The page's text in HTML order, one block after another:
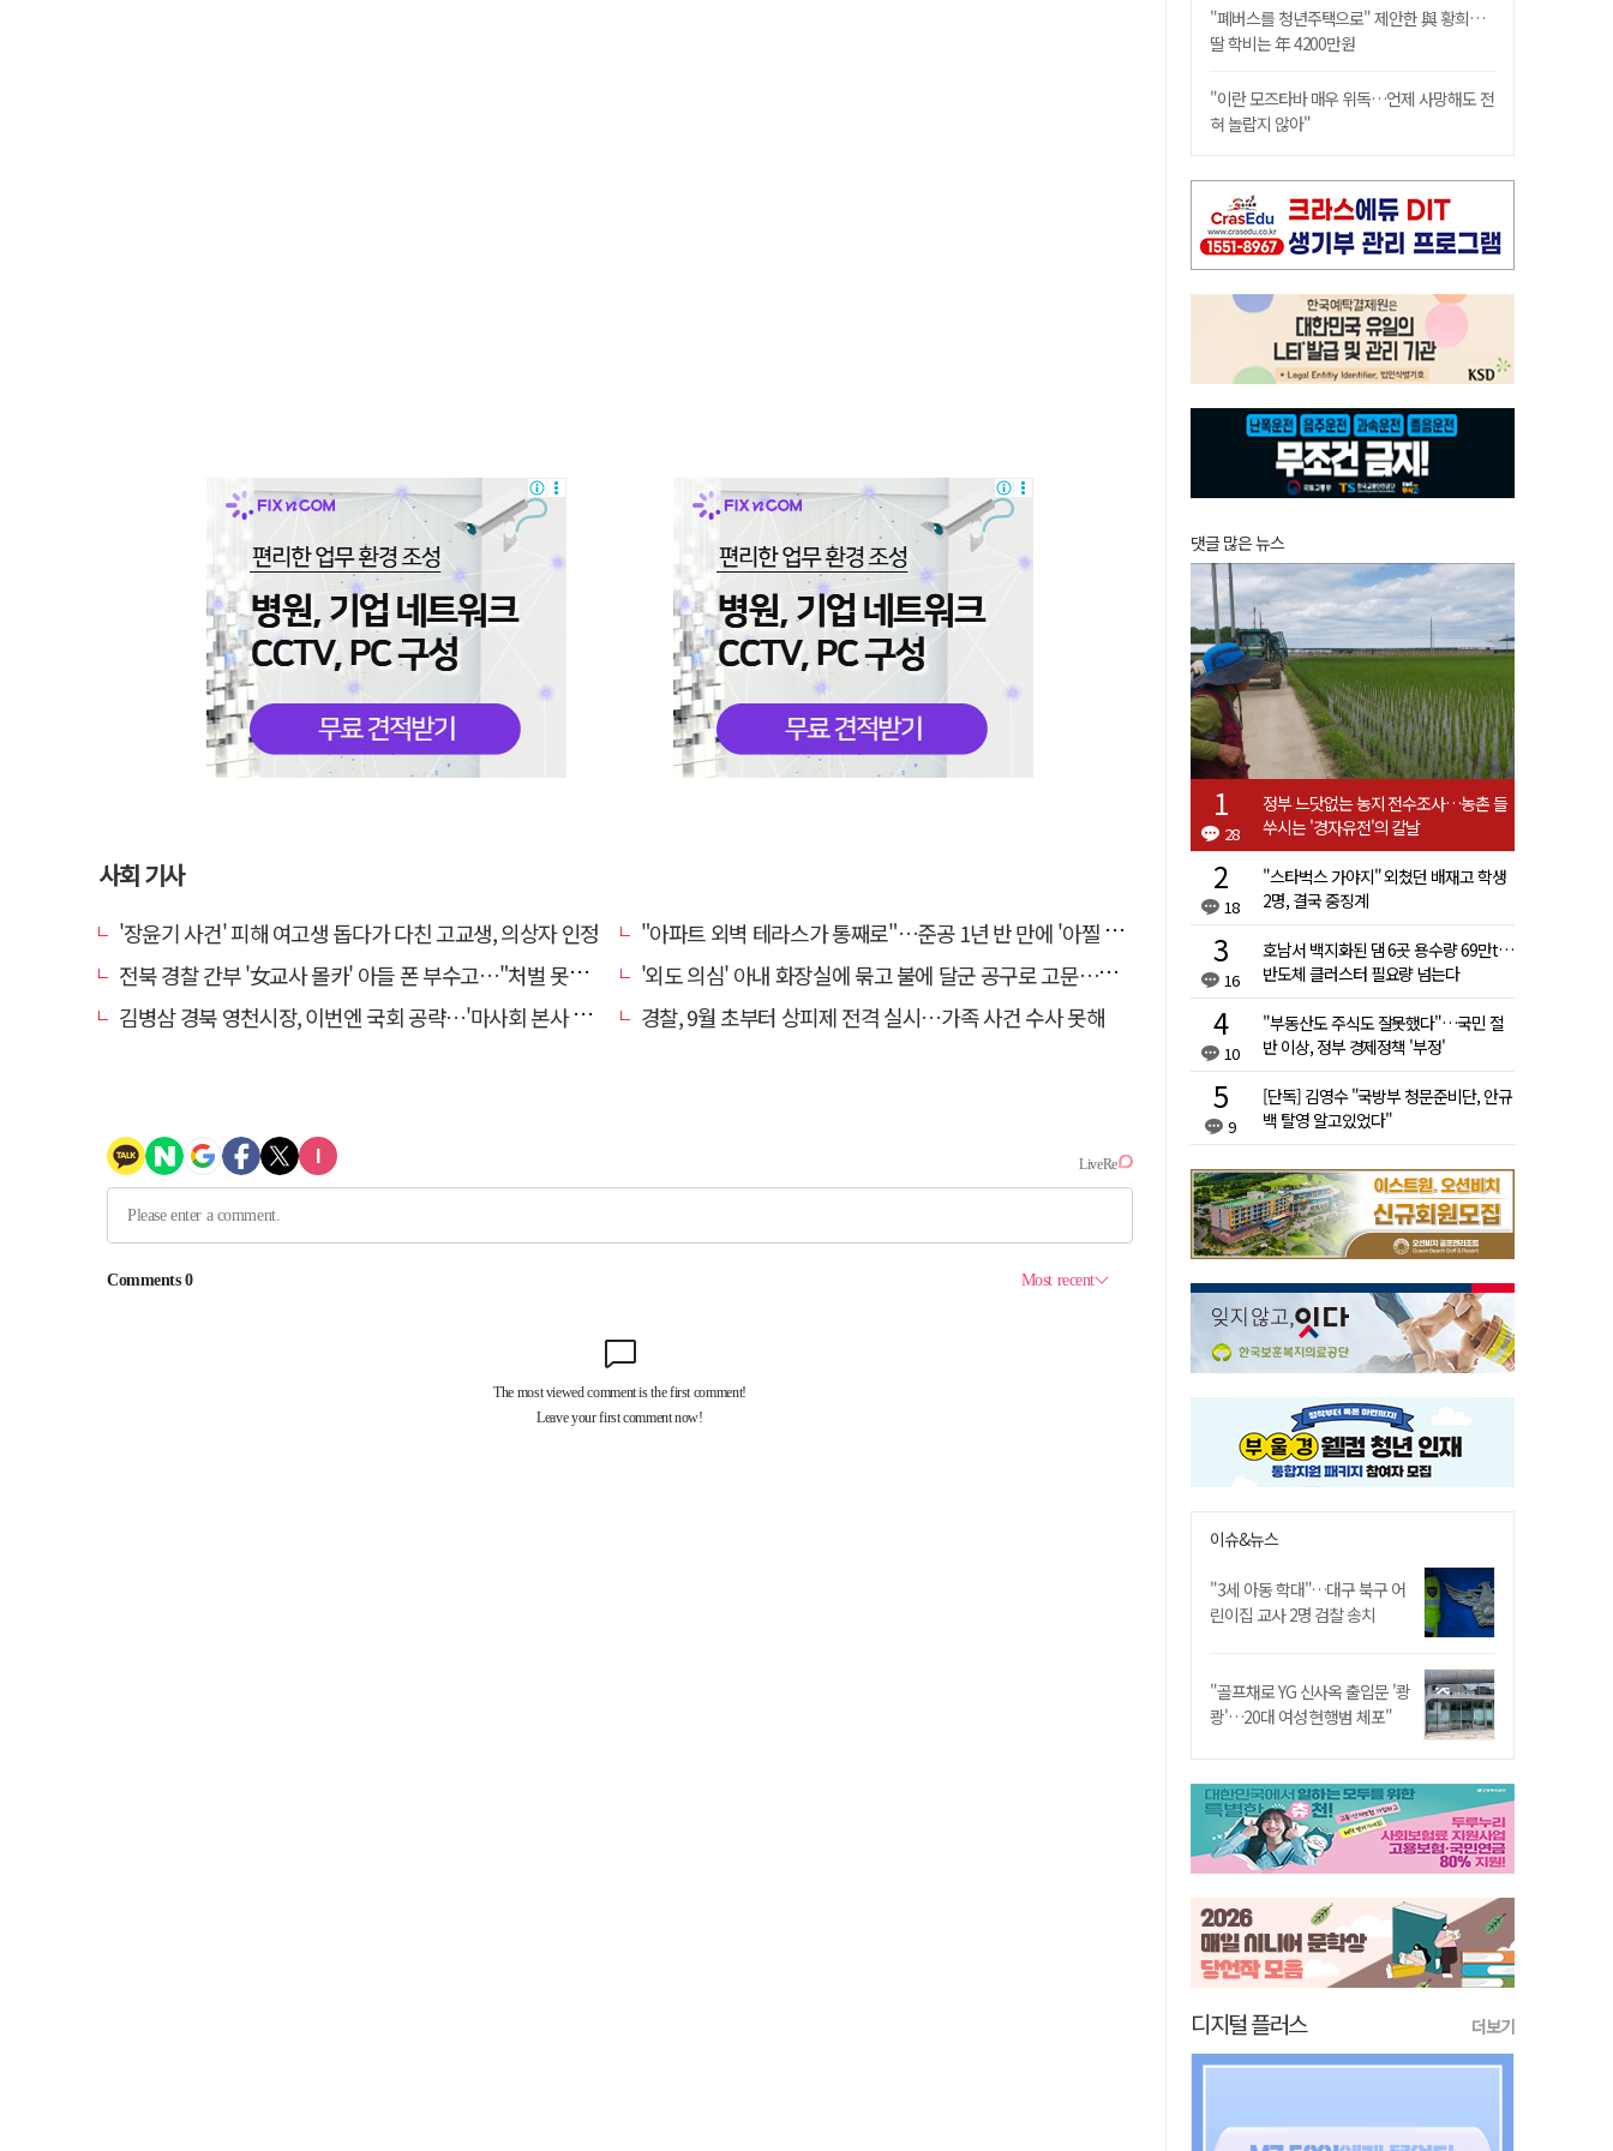
사회 기사
'장윤기 사건' 피해 여고생 돕다가 다친 고교생, 의상자 인정
"아파트 외벽 테라스가 통째로"…준공 1년 반 만에 '아찔 사고'
전북 경찰 간부 '女교사 몰카' 아들 폰 부수고…"처벌 못하는 사안" 내부망에 글
'외도 의심' 아내 화장실에 묶고 불에 달군 공구로 고문…남편 검거
김병삼 경북 영천시장, 이번엔 국회 공략…'마사회 본사 이전·광역교통망 확충' 요청
경찰, 9월 초부터 상피제 전격 실시…가족 사건 수사 못해
"폐버스를 청년주택으로" 제안한 與 황희…
딸 학비는 年 4200만원
"이란 모즈타바 매우 위독…언제 사망해도 전
혀 놀랍지 않아"
댓글 많은 뉴스
28
정부 느닷없는 농지 전수조사…농촌 들
쑤시는 '경자유전'의 칼날
18
"스타벅스 가야지" 외쳤던 배재고 학생
2명, 결국 중징계
16
호남서 백지화된 댐 6곳 용수량 69만t…
반도체 클러스터 필요량 넘는다
10
"부동산도 주식도 잘못했다"…국민 절
반 이상, 정부 경제정책 '부정'
9
[단독] 김영수 "국방부 청문준비단, 안규
백 탈영 알고있었다"
이슈&뉴스
"3세 아동 학대"…대구 북구 어
린이집 교사 2명 검찰 송치
"골프채로 YG 신사옥 출입문 '쾅
쾅'…20대 여성 현행범 체포"
디지털 플러스 더보기